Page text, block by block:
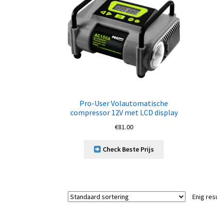
Pro-User Volautomatische
compressor 12V met LCD display
€81.00
Check Beste Prijs
Enig